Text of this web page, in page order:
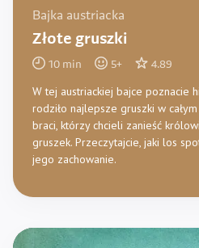
Bajka austriacka
Złote gruszki
10 min 5+ 4.89
W tej austriackiej bajce poznacie
rodziło najlepsze gruszki w
braci, którzy chcieli zanieść
gruszek. Przeczytajcie, jaki los
jego zachowanie.